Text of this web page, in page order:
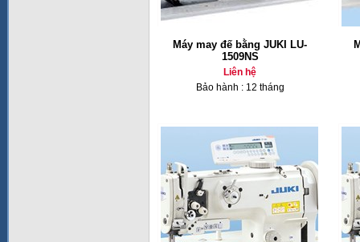
Máy may đế bằng JUKI LU-
1509NS
Liên hệ
Bảo hành : 12 tháng